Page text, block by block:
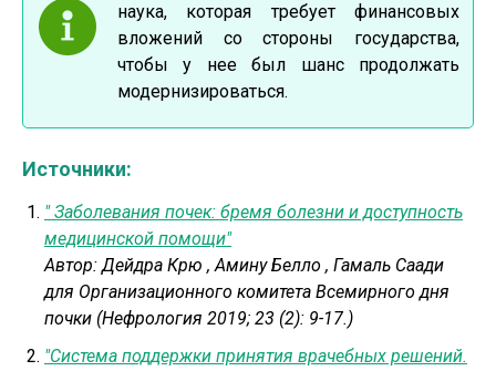
наука, которая требует финансовых
вложений со стороны государства,
чтобы у нее был шанс продолжать
модернизироваться.
Источники:
" Заболевания почек: бремя болезни и доступность
медицинской помощи"
Автор:Дейдра Крю ,Амину Белло , Гамаль Саади
для Организационного комитета Всемирного дня
почки (Нефрология 2019; 23 (2): 9-17.)
"Система поддержки принятия врачебных решений.